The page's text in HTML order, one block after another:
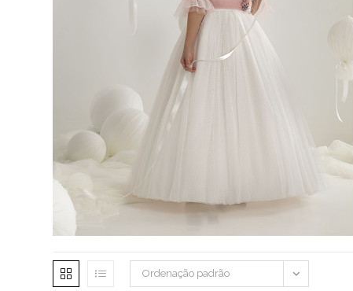
Ordenação padrão